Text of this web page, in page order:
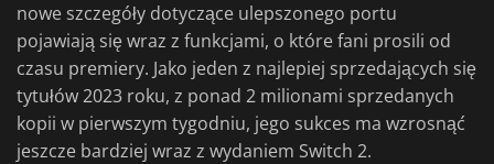
nowe szczegóły dotyczące ulepszonego portu
pojawiają się wraz z funkcjami, o które fani prosili od
czasu premiery. Jako jeden z najlepiej sprzedających się
tytułów 2023 roku, z ponad 2 milionami sprzedanych
kopii w pierwszym tygodniu, jego sukces ma wzrosnąć
jeszcze bardziej wraz z wydaniem Switch 2.